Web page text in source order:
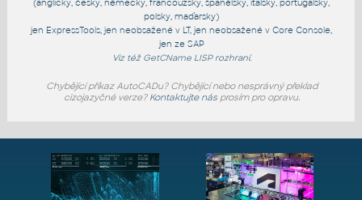
(anglicky, česky, německy, francouzsky, španělsky, italsky, portugalsky,
polsky, maďarsky)
jen ExpressTools , jen neobsažené v LT, jen neobsažené v Core Console
jen ze SAP
Viz též GetCNameLISP rozhraní.
Chybějící příkaz AutoCADu? Chybějící nebo nesprávný překlad
cizojazyčné verze? Kontaktujte násprosím pro opravu.